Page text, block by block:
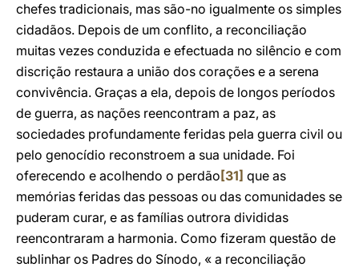
chefes tradicionais, mas são-no igualmente os simples
cidadãos. Depois de um conflito, a reconciliação
muitas vezes conduzida e efectuada no silêncio e com
discrição restaura a união dos corações e a serena
convivência. Graças a ela, depois de longos períodos
de guerra, as nações reencontram a paz, as
sociedades profundamente feridas pela guerra civil ou
pelo genocídio reconstroem a sua unidade. Foi
oferecendo e acolhendo o perdão [31] que as
memórias feridas das pessoas ou das comunidades se
puderam curar, e as famílias outrora divididas
reencontraram a harmonia. Como fizeram questão de
sublinhar os Padres do Sínodo, « a reconciliação